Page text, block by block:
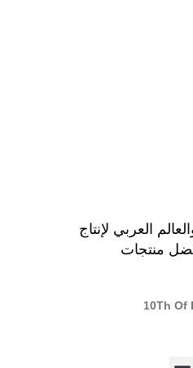
العربي لإنتاج
منتجات
10Th Of